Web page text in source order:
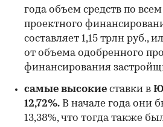
года объем средств по
проектного
составляет 1,15 трлн руб.,
от объема одобренного
финансирования
самые высокие ставки в
12,72%. В начале года
13,38%, что тогда также